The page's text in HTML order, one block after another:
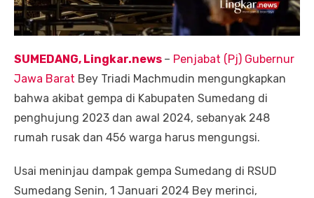
SUMEDANG, Lingkar.news – Penjabat (Pj) Gubernur
Jawa Barat Bey Triadi Machmudin mengungkapkan
bahwa akibat gempa di Kabupaten Sumedang di
penghujung 2023 dan awal 2024, sebanyak 248
rumah rusak dan 456 warga harus mengungsi.
Usai meninjau dampak gempa Sumedang di RSUD
Sumedang Senin, 1 Januari 2024 Bey merinci,